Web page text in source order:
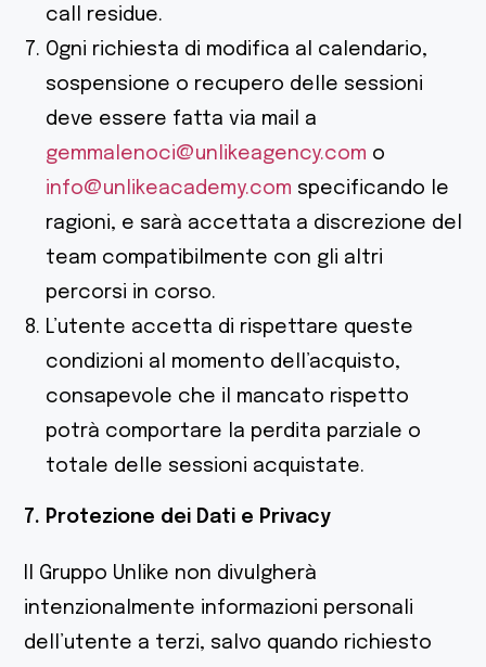
call residue.
Ogni richiesta di modifica al calendario,
sospensione o recupero delle sessioni
deve essere fatta via mail a
gemmalenoci@unlikeagency.com o
info@unlikeacademy.com specificando le
ragioni, e sarà accettata a discrezione del
team compatibilmente con gli altri
percorsi in corso.
L’utente accetta di rispettare queste
condizioni al momento dell’acquisto,
consapevole che il mancato rispetto
potrà comportare la perdita parziale o
totale delle sessioni acquistate.
7. Protezione dei Dati e Privacy
Il Gruppo Unlike non divulgherà
intenzionalmente informazioni personali
dell’utente a terzi, salvo quando richiesto